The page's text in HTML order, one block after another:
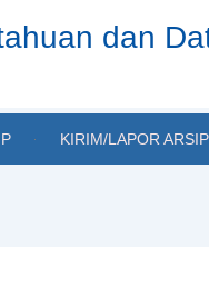
dan
KIRIM/LAPOR ARSIP